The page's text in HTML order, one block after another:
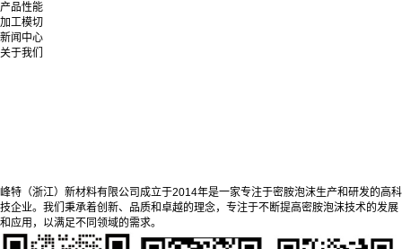
产品性能
加工模切
新闻中心
关于我们
峰特（浙江）新材料有限公司成立于2014年是一家专注于密胺泡沫生产和研发的高科
技企业。我们秉承着创新、品质和卓越的理念，专注于不断提高密胺泡沫技术的发展
和应用，以满足不同领域的需求。